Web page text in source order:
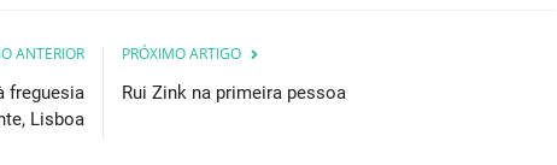
ANTERIOR
freguesia
Lisboa
PRÓXIMO ARTIGO
Rui Zink na primeira pessoa